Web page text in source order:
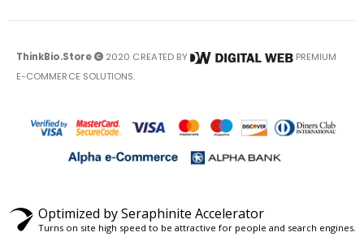
ThinkBio.Store 2020 CREATED BY
PREMIUM
E-COMMERCE SOLUTIONS.
Optimized by Seraphinite Accelerator
Turns on site high speed to be attractive for people and search engines.